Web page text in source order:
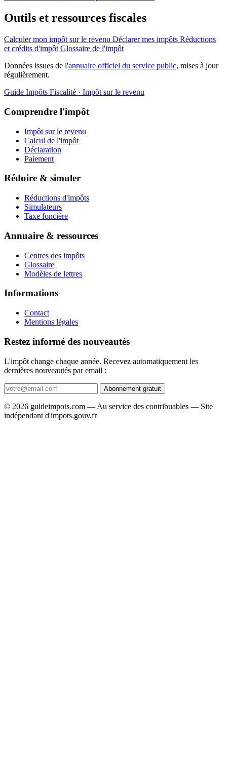
Outils et ressources fiscales
Calculer mon impôt sur le revenu Déclarer mes impôts Réductions
et crédits d'impôt Glossaire de l'impôt
Données issues de l'annuaire officiel du service public, mises à jour
régulièrement.
Guide Impôts Fiscalité · Impôt sur le revenu
Comprendre l'impôt
Impôt sur le revenu
Calcul de l'impôt
Déclaration
Paiement
Réduire & simuler
Réductions d'impôts
Simulateurs
Taxe foncière
Annuaire & ressources
Centres des impôts
Glossaire
Modèles de lettres
Informations
Contact
Mentions légales
Restez informé des nouveautés
L'impôt change chaque année. Recevez automatiquement les
dernières nouveautés par email :
Abonnement gratuit
© 2026 guideimpots.com — Au service des contribuables — Site
indépendant d'impots.gouv.fr